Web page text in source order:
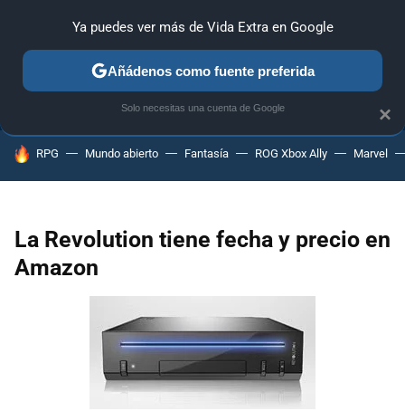
ANÁLISIS GUÍAS Y TRUCOS PC SONY NINTENDO
HOY SE HABLA DE
RPG Mundo abierto Fantasía ROG Xbox Ally Marvel
La Revolution tiene fecha y precio en
Amazon
×
Ya puedes ver más de Vida Extra en Google
Añádenos como fuente preferida
Solo necesitas una cuenta de Google